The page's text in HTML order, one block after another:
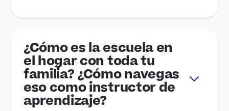
¿Cómo es la escuela en
el hogar con toda tu
familia? ¿Cómo navegas
eso como instructor de
aprendizaje?